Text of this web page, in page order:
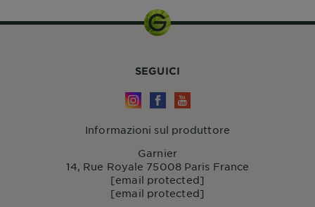
SEGUICI
Informazioni sul produttore
Garnier
14, Rue Royale 75008 Paris France
[email protected]
[email protected]